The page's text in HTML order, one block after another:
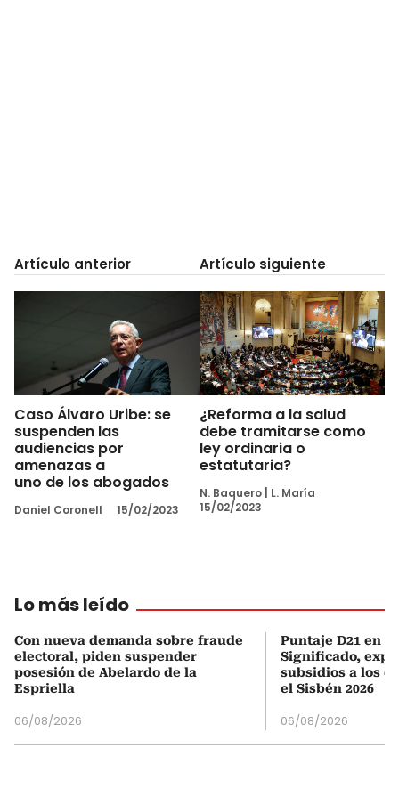
Artículo anterior
Caso Álvaro Uribe: se
suspenden las
audiencias por
amenazas a
uno de los abogados
Daniel Coronell 15/02/2023
Artículo siguiente
¿Reforma a la salud
debe tramitarse como
ley ordinaria o
estatutaria?
N. Baquero
L. María
15/02/2023
Lo más leído
Con nueva demanda sobre fraude
electoral, piden suspender
posesión de Abelardo de la
Espriella
06/08/2026
Puntaje D21 en
Significado,
subsidios a los
el Sisbén 2026
06/08/2026